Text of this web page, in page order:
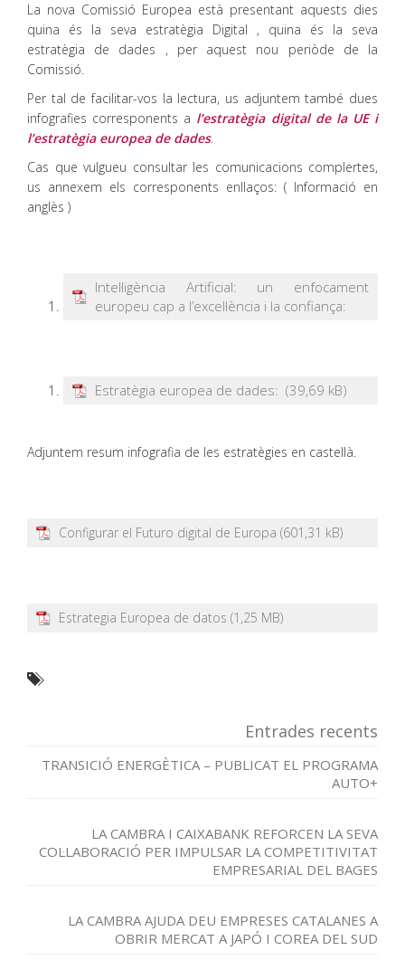
La nova Comissió Europea està presentant aquests dies
quina és la seva estratègia Digital , quina és la seva
estratègia de dades , per aquest nou periòde de la
Comissió.
Per tal de facilitar-vos la lectura, us adjuntem també dues
infografies corresponents a l’estratègia digital de la UE i
l’estratègia europea de dades.
Cas que vulgueu consultar les comunicacions complertes,
us annexem els corresponents enllaços: ( Informació en
anglès )
Intel·ligència Artificial: un enfocament
europeu cap a l’excel·lència i la confiança:
Estratègia europea de dades:
Adjuntem resum infografia de les estratègies en castellà.
Configurar el Futuro digital de Europa
Estrategia Europea de datos
Entrades recents
TRANSICIÓ ENERGÈTICA – PUBLICAT EL PROGRAMA
AUTO+
LA CAMBRA I CAIXABANK REFORCEN LA SEVA
COL·LABORACIÓ PER IMPULSAR LA COMPETITIVITAT
EMPRESARIAL DEL BAGES
LA CAMBRA AJUDA DEU EMPRESES CATALANES A
OBRIR MERCAT A JAPÓ I COREA DEL SUD